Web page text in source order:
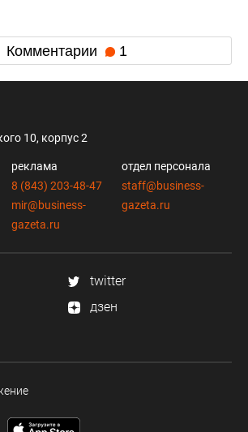
Комментарии 1
10, корпус 2
реклама
8 (843) 203-48-47
mir@business-
gazeta.ru
отдел персонала
staff@business-
gazeta.ru
twitter
дзен